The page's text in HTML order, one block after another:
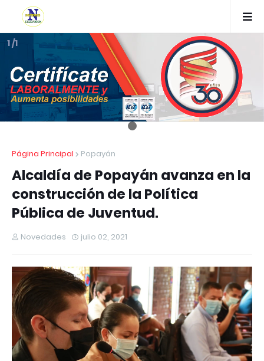
1 /1
Página Principal Popayán
Alcaldía de Popayán avanza en la
construcción de la Política
Pública de Juventud.
Novedades julio 02, 2021